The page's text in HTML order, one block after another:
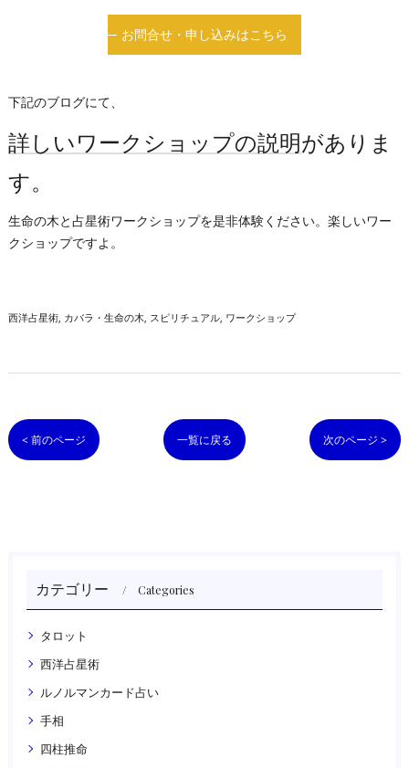
お問合せ・申し込みはこちら
下記のブログにて、
詳しいワークショップの説明がありま
す。
生命の木と占星術ワークショップを是非体験ください。楽しいワー
クショップですよ。
西洋占星術 カバラ・生命の木 スピリチュアル ワークショップ
< 前のページ 一覧に戻る 次のページ >
カテゴリー Categories
タロット
西洋占星術
ルノルマンカード占い
手相
四柱推命